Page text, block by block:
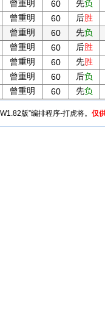
曾重明 60 先负
曾重明 60 后胜
曾重明 60 先负
曾重明 60 后胜
曾重明 60 先胜
曾重明 60 后负
曾重明 60 先负
版”编排程序-打虎将。 仅